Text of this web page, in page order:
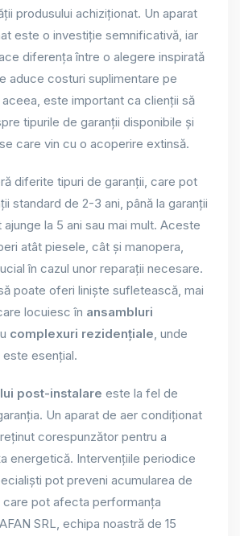
produsului achiziționat. Un aparat
este o investiție semnificativă, iar
diferența între o alegere inspirată
aduce costuri suplimentare pe
este important ca clienții să
tipurile de garanții disponibile și
care vin cu o acoperire extinsă.
diferite tipuri de garanții, care pot
standard de 2-3 ani, până la garanții
la 5 ani sau mai mult. Aceste
atât piesele, cât și manopera,
în cazul unor reparații necesare.
poate oferi liniște sufletească, mai
locuiesc în ansambluri
complexuri rezidențiale , unde
esențial.
post-instalare este la fel de
Un aparat de aer condiționat
corespunzător pentru a
energetică. Intervențiile periodice
pot preveni acumularea de
care pot afecta performanța
SRL, echipa noastră de 15